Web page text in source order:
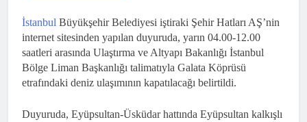
İstanbul Büyükşehir Belediyesi iştiraki Şehir Hatları AŞ’nin
internet sitesinden yapılan duyuruda, yarın 04.00-12.00
saatleri arasında Ulaştırma ve Altyapı Bakanlığı İstanbul
Bölge Liman Başkanlığı talimatıyla Galata Köprüsü
etrafındaki deniz ulaşımının kapatılacağı belirtildi.
Duyuruda, Eyüpsultan-Üsküdar hattında Eyüpsultan kalkışlı